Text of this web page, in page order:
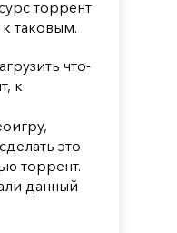
торрент
таковым.
что-
к
это
торрент.
данный